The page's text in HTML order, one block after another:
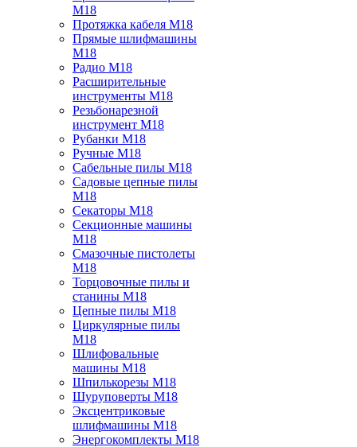
M18
Протяжка кабеля M18
Прямые шлифмашины
M18
Радио M18
Расширительные
инструменты M18
Резьбонарезной
инструмент M18
Рубанки M18
Ручные M18
Сабельные пилы M18
Садовые цепные пилы
M18
Секаторы M18
Секционные машины
M18
Смазочные пистолеты
M18
Торцовочные пилы и
станины M18
Цепные пилы M18
Циркулярные пилы
M18
Шлифовальные
машины M18
Шпилькорезы M18
Шуруповерты M18
Эксцентриковые
шлифмашины M18
Энергокомплекты M18